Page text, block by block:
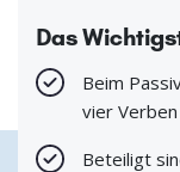
Das
Beim
vier
Beteiligt